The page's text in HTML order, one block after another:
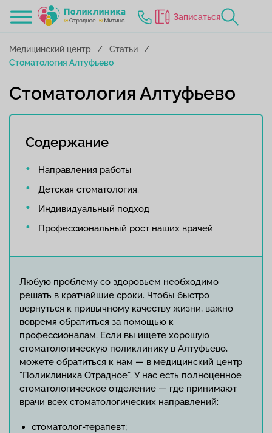
Записаться
Медицинский центр
Статьи
Стоматология Алтуфьево
Стоматология Алтуфьево
Содержание
Направления работы
Детская стоматология.
Индивидуальный подход
Профессиональный рост наших врачей
Любую проблему со здоровьем необходимо
решать в кратчайшие сроки. Чтобы быстро
вернуться к привычному качеству жизни, важно
вовремя обратиться за помощью к
профессионалам. Если вы ищете хорошую
стоматологическую поликлинику в Алтуфьево,
можете обратиться к нам — в медицинский центр
“Поликлиника Отрадное”. У нас есть полноценное
стоматологическое отделение — где принимают
врачи всех стоматологических направлений:
стоматолог-терапевт;